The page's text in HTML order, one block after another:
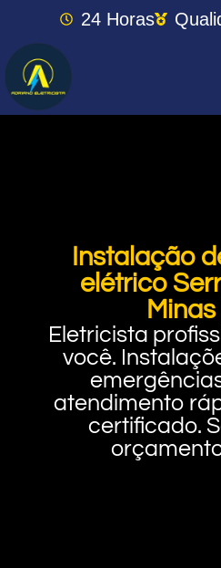
24 Horas
Instalação
elétrico
Eletricista
você.
atendimento
certificado.